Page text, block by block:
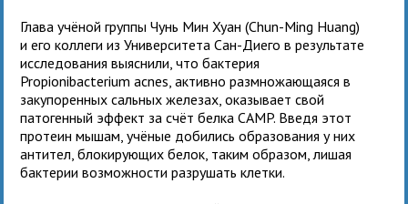
Глава учёной группы Чунь Мин Хуан (Chun-Ming Huang)
и его коллеги из Университета Сан-Диего в результате
исследования выяснили, что бактерия
Propionibacterium acnes, активно размножающаяся в
закупоренных сальных железах, оказывает свой
патогенный эффект за счёт белка CAMP. Введя этот
протеин мышам, учёные добились образования у них
антител, блокирующих белок, таким образом, лишая
бактерии возможности разрушать клетки.